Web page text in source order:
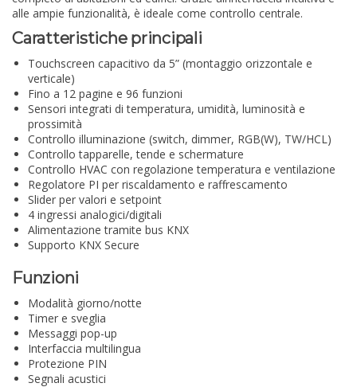
alle ampie funzionalità, è ideale come controllo centrale.
Caratteristiche principali
Touchscreen capacitivo da 5” (montaggio orizzontale e
verticale)
Fino a 12 pagine e 96 funzioni
Sensori integrati di temperatura, umidità, luminosità e
prossimità
Controllo illuminazione (switch, dimmer, RGB(W), TW/HCL)
Controllo tapparelle, tende e schermature
Controllo HVAC con regolazione temperatura e ventilazione
Regolatore PI per riscaldamento e raffrescamento
Slider per valori e setpoint
4 ingressi analogici/digitali
Alimentazione tramite bus KNX
Supporto KNX Secure
Funzioni
Modalità giorno/notte
Timer e sveglia
Messaggi pop-up
Interfaccia multilingua
Protezione PIN
Segnali acustici